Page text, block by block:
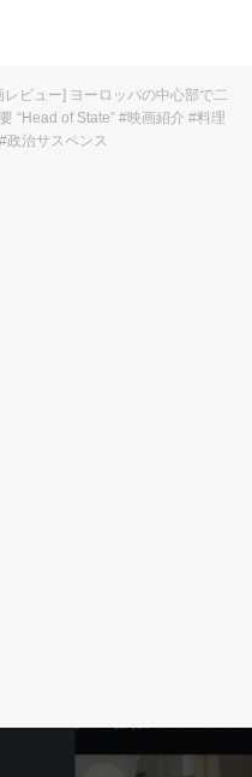
レビュー] ヨーロッパの中心部で二
“Head of State” #映画紹介 #料理
政治サスペンス